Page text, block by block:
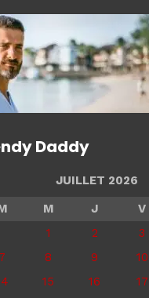
Daddy
JUILLET 2026
M J V
1
2 3
7 8 9 10
15 16 17